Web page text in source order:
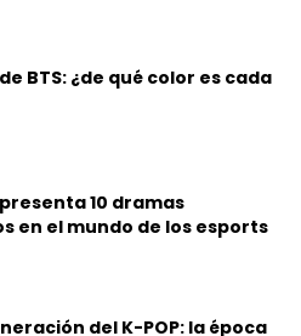
BTS: ¿de qué color es cada
presenta 10 dramas
en el mundo de los esports
del K-POP: la época